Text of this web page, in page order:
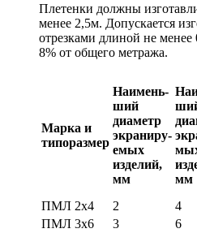
Плетенки должны
менее 2,5м. Допускается
отрезками длиной не менее
8% от общего метража.
Марка и
типоразмер
Наимень-
ший
диаметр
экраниру-
емых
изделий,
мм
мм
ПМЛ 2х4
2 4
ПМЛ 3х6
3 6